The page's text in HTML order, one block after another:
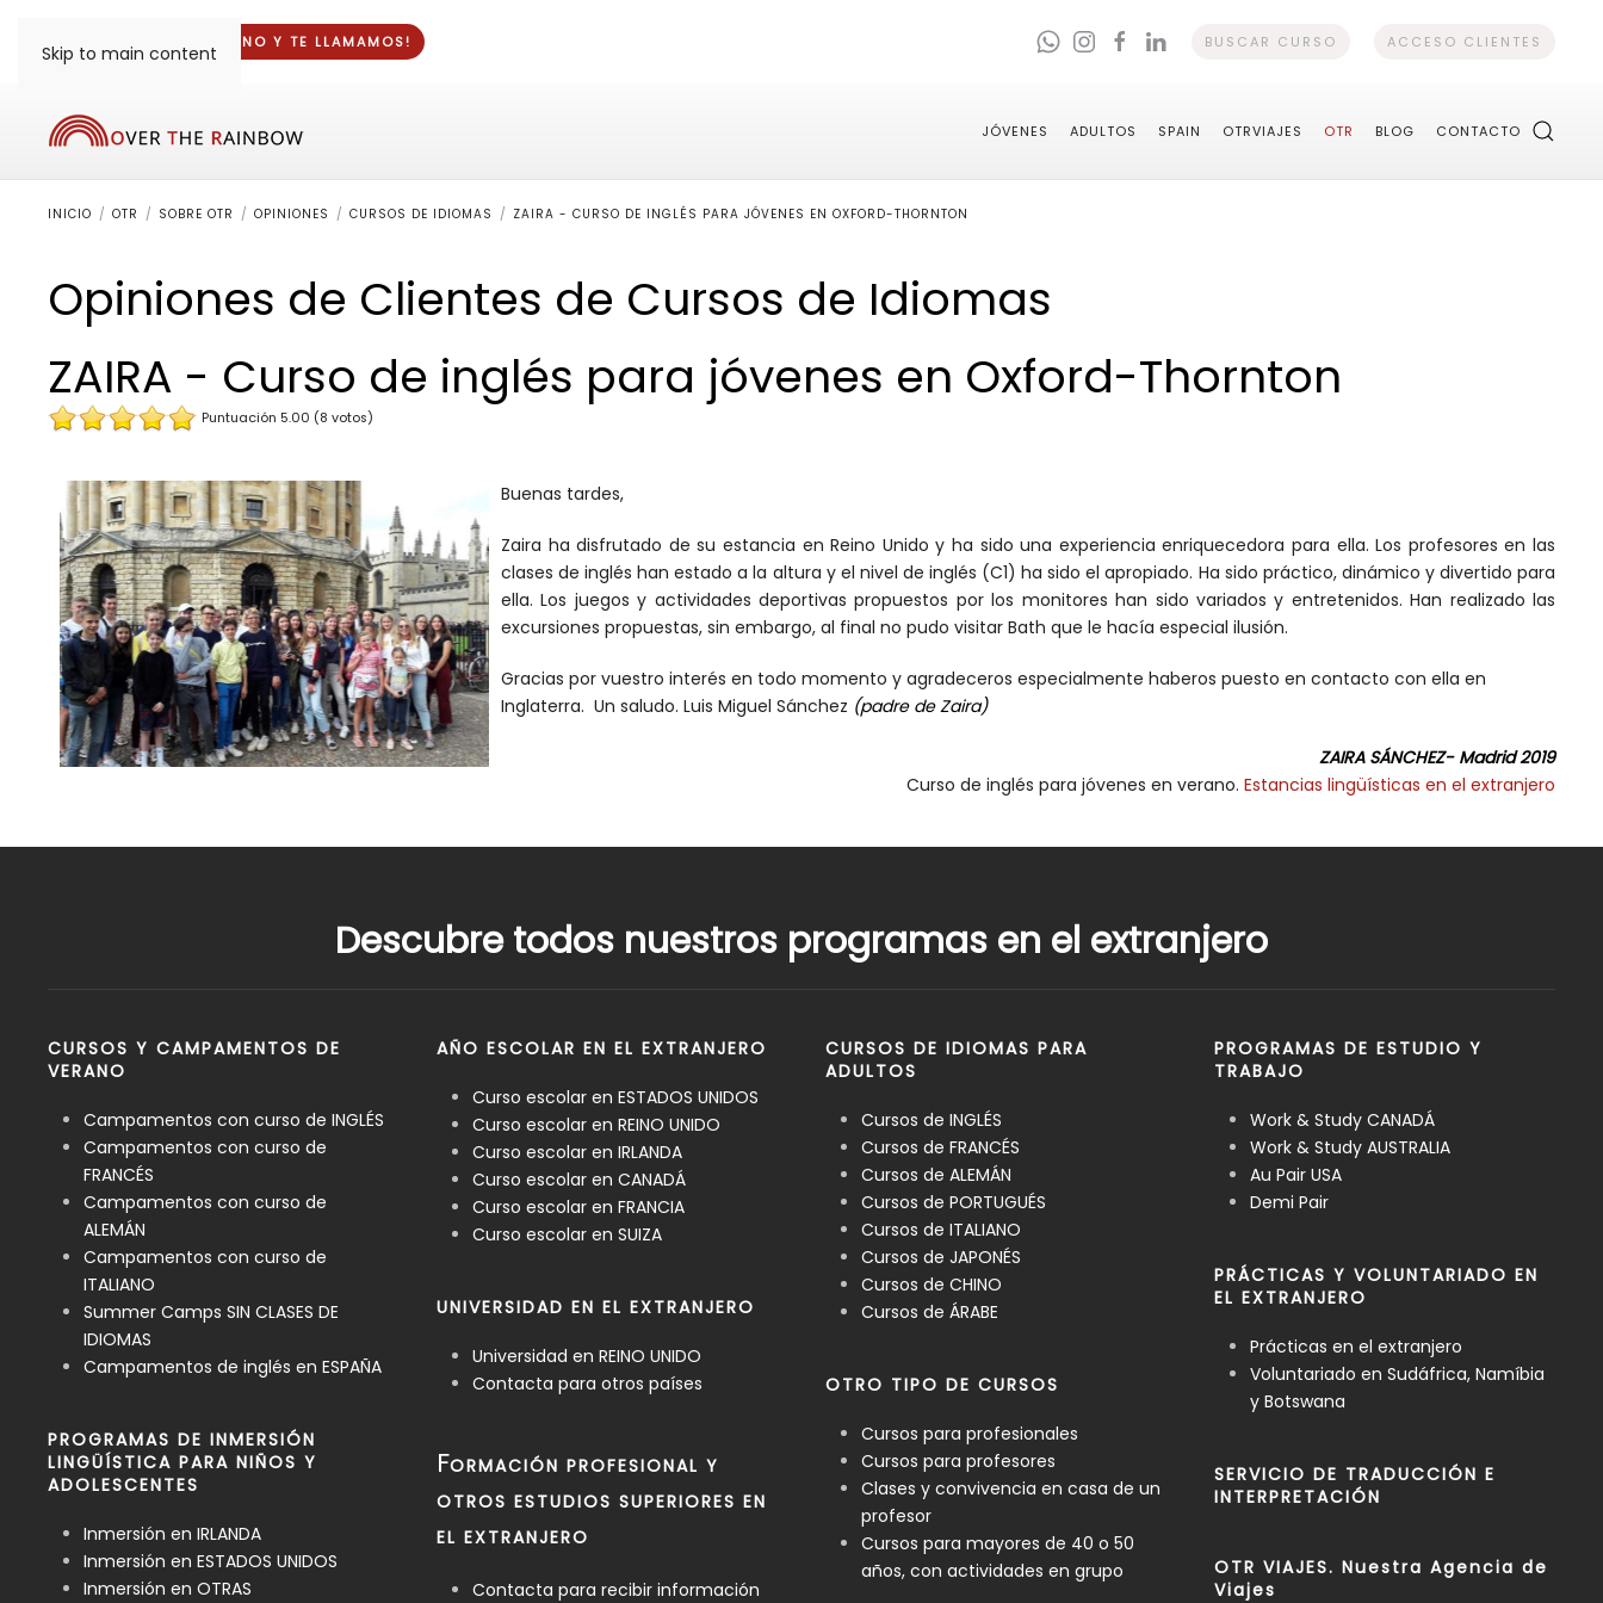
Skip to main content
¡DINOS TU TELÉFONO Y TE LLAMAMOS! BUSCAR CURSO ACCESO CLIENTES
JÓVENES ADULTOS SPAIN OTRVIAJES OTR BLOG CONTACTO
INICIO OTR SOBRE OTR OPINIONES CURSOS DE IDIOMAS ZAIRA - CURSO DE INGLÉS PARA JÓVENES EN OXFORD-THORNTON
Opiniones de Clientes de Cursos de Idiomas
ZAIRA - Curso de inglés para jóvenes en Oxford-Thornton
Puntuación 5.00 (8 votos)
Buenas tardes,
Zaira ha disfrutado de su estancia en Reino Unido y ha sido una experiencia enriquecedora para ella. Los profesores en las
clases de inglés han estado a la altura y el nivel de inglés (C1) ha sido el apropiado. Ha sido práctico, dinámico y divertido para
ella. Los juegos y actividades deportivas propuestos por los monitores han sido variados y entretenidos. Han realizado las
excursiones propuestas, sin embargo, al final no pudo visitar Bath que le hacía especial ilusión.
Gracias por vuestro interés en todo momento y agradeceros especialmente haberos puesto en contacto con ella en
Inglaterra. Un saludo. Luis Miguel Sánchez (padre de Zaira)
ZAIRA SÁNCHEZ- Madrid 2019
Curso de inglés para jóvenes en verano. Estancias lingüísticas en el extranjero
Descubre todos nuestros programas en el extranjero
CURSOS Y CAMPAMENTOS DE
VERANO
Campamentos con curso de INGLÉS
Campamentos con curso de
FRANCÉS
Campamentos con curso de
ALEMÁN
Campamentos con curso de
ITALIANO
Summer Camps SIN CLASES DE
IDIOMAS
Campamentos de inglés en ESPAÑA
PROGRAMAS DE INMERSIÓN
LINGÜÍSTICA PARA NIÑOS Y
ADOLESCENTES
Inmersión en IRLANDA
Inmersión en ESTADOS UNIDOS
Inmersión en OTRAS
AÑO ESCOLAR EN EL EXTRANJERO
Curso escolar en ESTADOS UNIDOS
Curso escolar en REINO UNIDO
Curso escolar en IRLANDA
Curso escolar en CANADÁ
Curso escolar en FRANCIA
Curso escolar en SUIZA
UNIVERSIDAD EN EL EXTRANJERO
Universidad en REINO UNIDO
Contacta para otros países
FORMACIÓN PROFESIONAL Y
OTROS ESTUDIOS SUPERIORES EN
EL EXTRANJERO
Contacta para recibir información
CURSOS DE IDIOMAS PARA
ADULTOS
Cursos de INGLÉS
Cursos de FRANCÉS
Cursos de ALEMÁN
Cursos de PORTUGUÉS
Cursos de ITALIANO
Cursos de JAPONÉS
Cursos de CHINO
Cursos de ÁRABE
OTRO TIPO DE CURSOS
Cursos para profesionales
Cursos para profesores
Clases y convivencia en casa de un
profesor
Cursos para mayores de 40 o 50
años, con actividades en grupo
PROGRAMAS DE ESTUDIO Y
TRABAJO
Work & Study CANADÁ
Work & Study AUSTRALIA
Au Pair USA
Demi Pair
PRÁCTICAS Y VOLUNTARIADO EN
EL EXTRANJERO
Prácticas en el extranjero
Voluntariado en Sudáfrica, Namíbia
y Botswana
SERVICIO DE TRADUCCIÓN E
INTERPRETACIÓN
OTR VIAJES. Nuestra Agencia de
Viajes